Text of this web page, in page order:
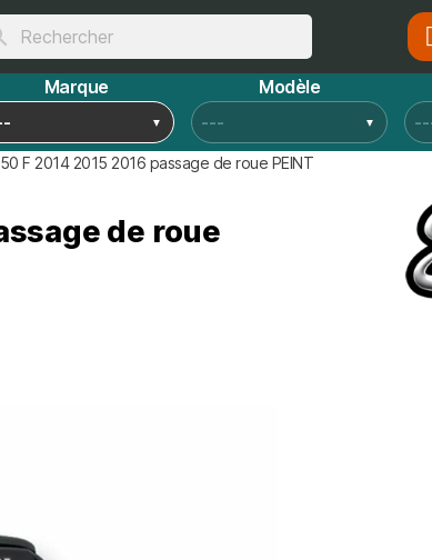
Marque Modèle
F 2014 2015 2016 passage de roue PEINT
de roue